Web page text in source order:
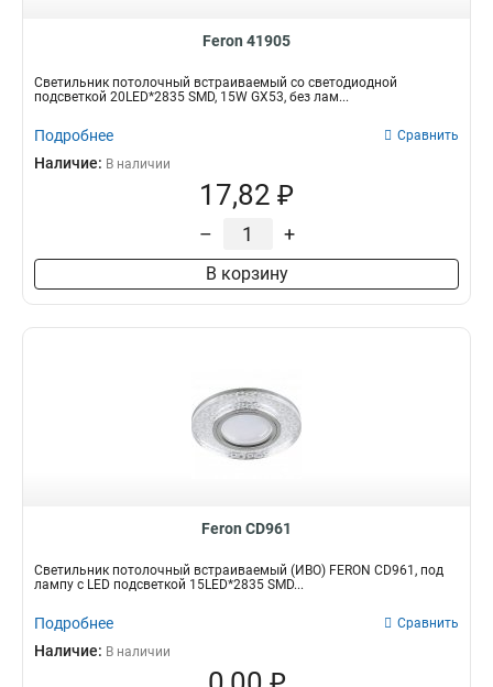
Feron 41905
Светильник потолочный встраиваемый со светодиодной
подсветкой 20LED*2835 SMD, 15W GX53, без лам...
Подробнее Сравнить
Наличие: В наличии
17,82 ₽
– +
В корзину
Feron CD961
Светильник потолочный встраиваемый (ИВО) FERON CD961, под
лампу с LED подсветкой 15LED*2835 SMD...
Подробнее Сравнить
Наличие: В наличии